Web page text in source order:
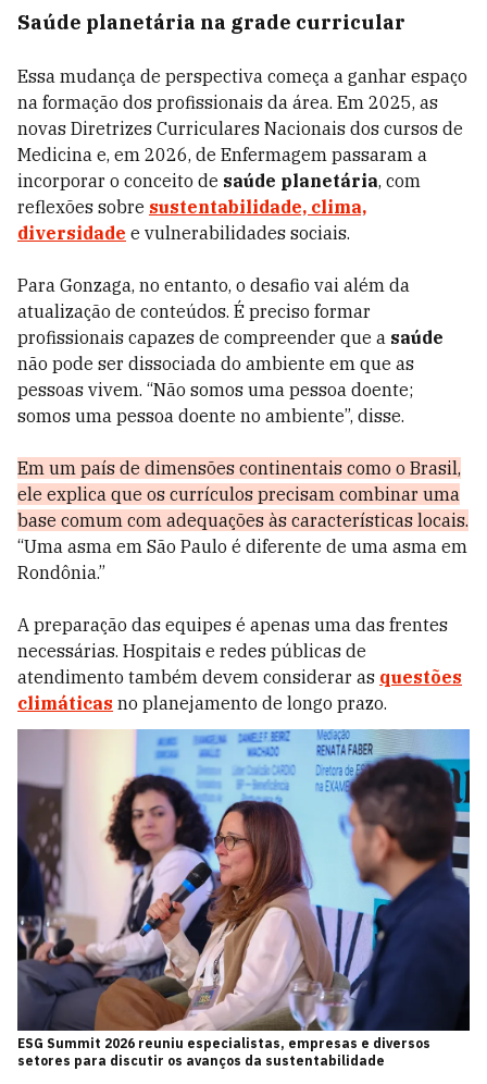
Saúde planetária na grade curricular
Essa mudança de perspectiva começa a ganhar espaço
na formação dos profissionais da área. Em 2025, as
novas Diretrizes Curriculares Nacionais dos cursos de
Medicina e, em 2026, de Enfermagem passaram a
incorporar o conceito de saúde planetária, com
reflexões sobre sustentabilidade, clima,
diversidade e vulnerabilidades sociais.
Para Gonzaga, no entanto, o desafio vai além da
atualização de conteúdos. É preciso formar
profissionais capazes de compreender que a saúde
não pode ser dissociada do ambiente em que as
pessoas vivem. “Não somos uma pessoa doente;
somos uma pessoa doente no ambiente”, disse.
Em um país de dimensões continentais como o Brasil,
ele explica que os currículos precisam combinar uma
base comum com adequações às características locais.
“Uma asma em São Paulo é diferente de uma asma em
Rondônia.”
A preparação das equipes é apenas uma das frentes
necessárias. Hospitais e redes públicas de
atendimento também devem considerar as questões
climáticas no planejamento de longo prazo.
ESG Summit 2026 reuniu especialistas, empresas e diversos
setores para discutir os avanços da sustentabilidade